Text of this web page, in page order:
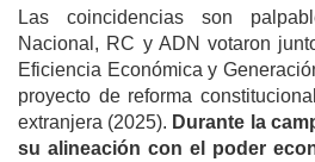
Las coincidencias son
Nacional, RC y ADN votaron
Eficiencia Económica y
proyecto de reforma
extranjera (2025). Durante la
su alineación con el poder